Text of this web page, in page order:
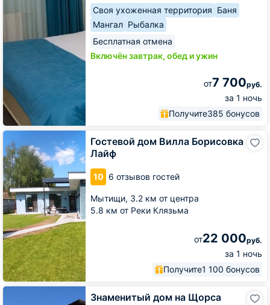
Своя ухоженная территория Баня
Мангал Рыбалка
Бесплатная отмена
Включён завтрак, обед и ужин
от7 700руб.
за 1 ночь
Получите385 бонусов
Гостевой дом Вилла Борисовка
Лайф
10 6 отзывов гостей
Мытищи, 3.2 км от центра
5.8 км от Реки Клязьма
от22 000руб.
за 1 ночь
Получите1 100 бонусов
Гостевой
дом
Вилла
Борисовка
Лайф
Знаменитый дом на Щорса
Знаменитый